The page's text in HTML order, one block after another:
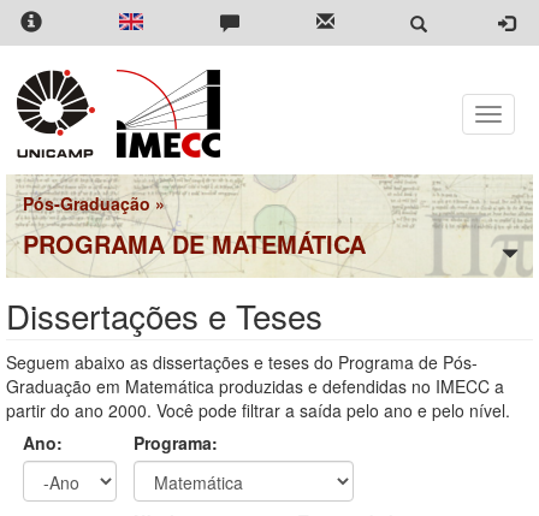
Pular
para
conteúdo
principal
Toggle
Pós-Graduação »
PROGRAMA DE MATEMÁTICA
Dissertações e Teses
Seguem abaixo as dissertações e teses do Programa de Pós-
Graduação em Matemática produzidas e defendidas no IMECC a
partir do ano 2000. Você pode filtrar a saída pelo ano e pelo nível.
Ano:
Programa: